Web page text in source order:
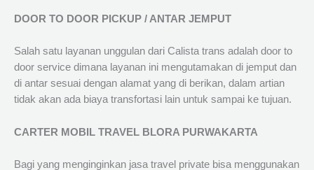
DOOR TO DOOR PICKUP / ANTAR JEMPUT
Salah satu layanan unggulan dari Calista trans adalah door to
door service dimana layanan ini mengutamakan di jemput dan
di antar sesuai dengan alamat yang di berikan, dalam artian
tidak akan ada biaya transfortasi lain untuk sampai ke tujuan.
CARTER MOBIL TRAVEL BLORA PURWAKARTA
Bagi yang menginginkan jasa travel private bisa menggunakan